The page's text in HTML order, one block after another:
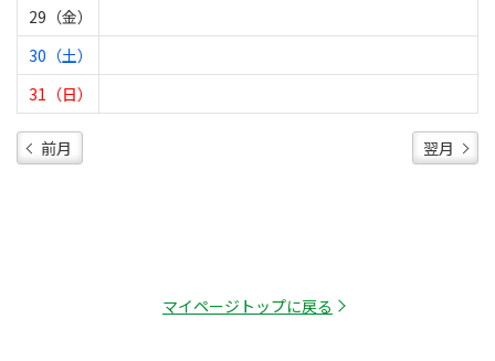
29（金）
30（土）
31（日）
前月 翌月
マイページトップに戻る